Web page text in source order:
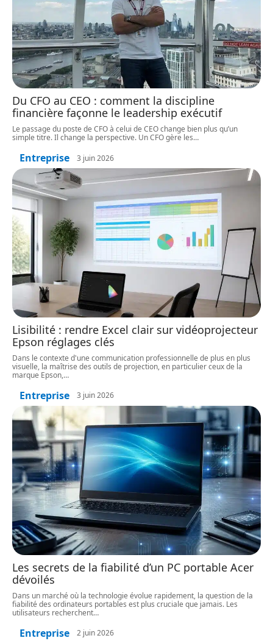
Du CFO au CEO : comment la discipline
financière façonne le leadership exécutif
Le passage du poste de CFO à celui de CEO change bien plus qu’un
simple titre. Il change la perspective. Un CFO gère les…
Entreprise 3 juin 2026
Lisibilité : rendre Excel clair sur vidéoprojecteur
Epson réglages clés
Dans le contexte d'une communication professionnelle de plus en plus
visuelle, la maîtrise des outils de projection, en particulier ceux de la
marque Epson,…
Entreprise 3 juin 2026
Les secrets de la fiabilité d’un PC portable Acer
dévoilés
Dans un marché où la technologie évolue rapidement, la question de la
fiabilité des ordinateurs portables est plus cruciale que jamais. Les
utilisateurs recherchent…
Entreprise 2 juin 2026